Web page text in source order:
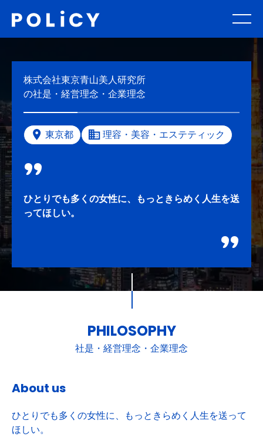
株式会社東京青山美人研究所
の社是・経営理念・企業理念
東京都 理容・美容・エステティック
ひとりでも多くの女性に、もっときらめく人生を送
ってほしい。
PHILOSOPHY
社是・経営理念・企業理念
About us
ひとりでも多くの女性に、もっときらめく人生を送って
ほしい。